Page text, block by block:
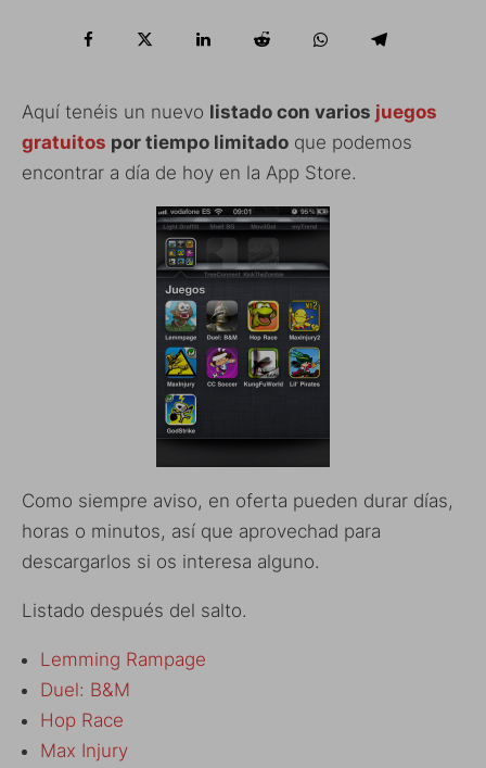
Aquí tenéis un nuevo listado con varios juegos
gratuitos por tiempo limitado que podemos
encontrar a día de hoy en la App Store.
Como siempre aviso, en oferta pueden durar días,
horas o minutos, así que aprovechad para
descargarlos si os interesa alguno.
Listado después del salto.
Lemming Rampage
Duel: B&M
Hop Race
Max Injury